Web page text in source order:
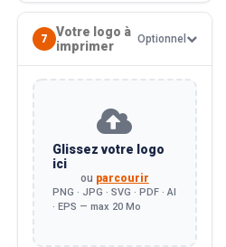
7
Votre logo à
imprimer
Optionnel
Glissez votre logo
ici
ou parcourir
PNG · JPG · SVG · PDF · AI
· EPS — max 20 Mo